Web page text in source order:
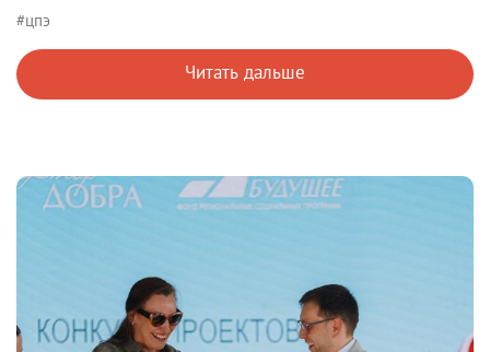
#цпэ
Читать дальше